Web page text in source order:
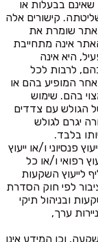
בבעלות או
קישורים אלה
שומרת את
אינה מתחייבת
היא אינה
לרבות לכל
המופיע בהם או
בהם. שימוש
הגולש עם צדדים
יגרם לגולש
בלבד.
פנסיוני ו/או ייעוץ
רפואי ו/או כל
לייעוץ השקעות
לפי חוק הסדרת
ובניהול תיקי
חוק ניירות ערך,
וכן המידע אינו